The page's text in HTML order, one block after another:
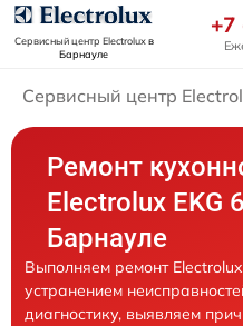
Сервисный центр Electroluxв
Барнауле
+7
Сервисный центр
Ремонт
Electrolux EKG
Барнауле
Выполняем ремонт
устранением
диагностику, выявляем